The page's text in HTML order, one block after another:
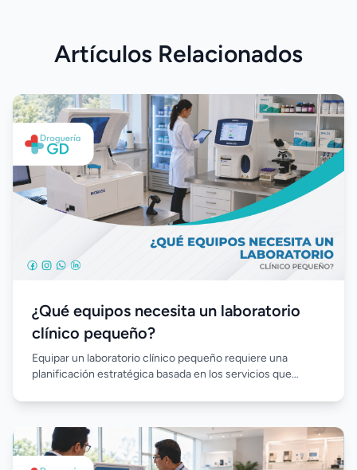
Artículos Relacionados
¿Qué equipos necesita un laboratorio
clínico pequeño?
Equipar un laboratorio clínico pequeño requiere una
planificación estratégica basada en los servicios que
confiables, automatización, reactivos de calidad y un buen
garantizar resultados precisos y facilitar el crecimiento del
laboratorio a largo plazo.